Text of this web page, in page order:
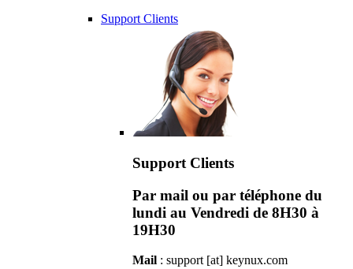
Support Clients
Support Clients
Par mail ou par téléphone du
lundi au Vendredi de 8H30 à
19H30
Mail : support [at] keynux.com